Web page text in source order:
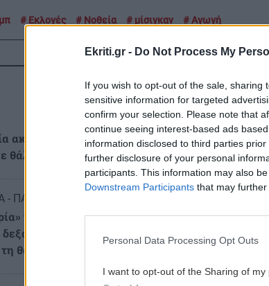
Ekriti.gr - Do Not Process My
If you wish to opt-out of the sale,
sensitive information for targeted
confirm your selection. Please note that
continue seeing interest-based ads
information disclosed to third parties
further disclosure of your personal
participants. This information may also
Downstream Participants that may further
Personal Data Processing Opt Outs
I want to opt-out of the Sharing of my
Εκλογές Νοθεία μίσιγκαν Αγωγή
ΡΟΗ ΕΙΔΗΣΕΩΝ
11:40
ακόμα τραγωδία με
θάλασσα
- ΠΑΡΑΞΕΝΑ
του βυθού: Το φιλόδοξο
δεξαμενή 20 εκατ. λίτρων
θάλασσα
ΟΙΚΟΝΟΜΙΑ
Ενιαία Αίτηση
ξανά η
λήγει η
ΑΘΛΗΤΙΚΑ
Telegraph: Η
ποσό για
Ινφαντίνο